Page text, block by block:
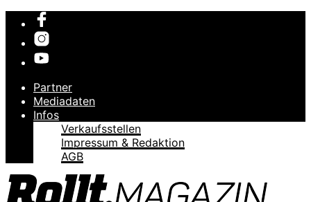
Partner
Mediadaten
Infos
Verkaufsstellen
Impressum & Redaktion
AGB